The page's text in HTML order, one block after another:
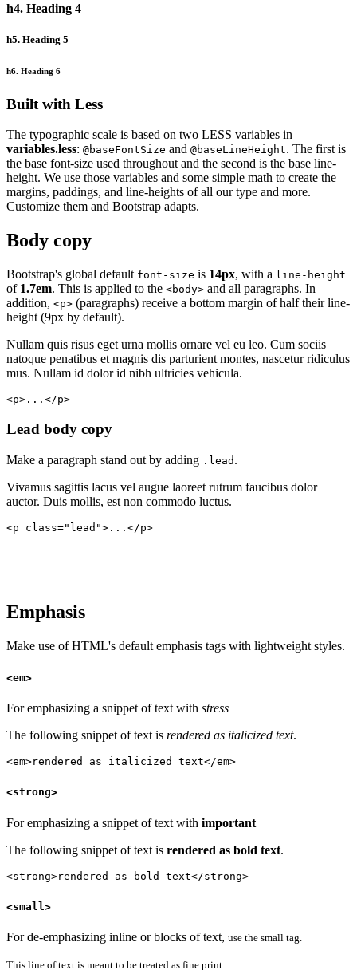
h4. Heading 4
h5. Heading 5
h6. Heading 6
Built with Less
The typographic scale is based on two LESS variables in
variables.less: @baseFontSize and @baseLineHeight. The first is
the base font-size used throughout and the second is the base line-
height. We use those variables and some simple math to create the
margins, paddings, and line-heights of all our type and more.
Customize them and Bootstrap adapts.
Body copy
Bootstrap's global default font-size is 14px, with a line-height
of 1.7em. This is applied to the <body> and all paragraphs. In
addition, <p> (paragraphs) receive a bottom margin of half their line-
height (9px by default).
Nullam quis risus eget urna mollis ornare vel eu leo. Cum sociis
natoque penatibus et magnis dis parturient montes, nascetur ridiculus
mus. Nullam id dolor id nibh ultricies vehicula.
<p>...</p>
Lead body copy
Make a paragraph stand out by adding .lead .
Vivamus sagittis lacus vel augue laoreet rutrum faucibus dolor
auctor. Duis mollis, est non commodo luctus.
<p class="lead">...</p>
Emphasis
Make use of HTML's default emphasis tags with lightweight styles.
<em>
For emphasizing a snippet of text with stress
The following snippet of text is rendered as italicized text.
<em>rendered as italicized text</em>
<strong>
For emphasizing a snippet of text with important
The following snippet of text is rendered as bold text.
<strong>rendered as bold text</strong>
<small>
For de-emphasizing inline or blocks of text, use the small tag.
This line of text is meant to be treated as fine print.